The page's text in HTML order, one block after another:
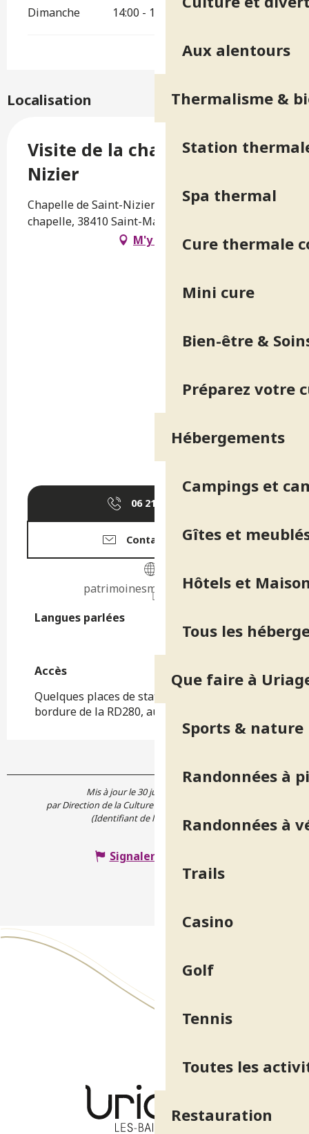
Aux alentours
Thermalisme &
Station
Spa thermal
Cure thermale
Mini cure
Bien-être &
Préparez votre
Hébergements
Campings et
Gîtes et
Hôtels et
Tous les
Que faire à
Sports & nature
Randonnées à
Randonnées à
Trails
Casino
Golf
Tennis
Toutes les
Restauration
Dimanche 14:00 - 18:00
Localisation
Visite de la chapelle Saint-
Nizier
Chapelle de Saint-Nizier-d'Uriage, Chemin de la
chapelle, 38410 Saint-Martin-d'Uriage
M'y rendre
06 21 66 26
Contactez-nous
patrimoinesmu.wixsite.com
Langues parlées
Langues parlées
Accès
Accès
Quelques places de stationnement en
bordure de la RD280, au pied de la chapelle
Mis à jour le 30 juillet 2026 à 10:43
par Direction de la Culture et du Patrimoine de l'Isère
(Identifiant de l'offre :
7887601
Signaler une erreur